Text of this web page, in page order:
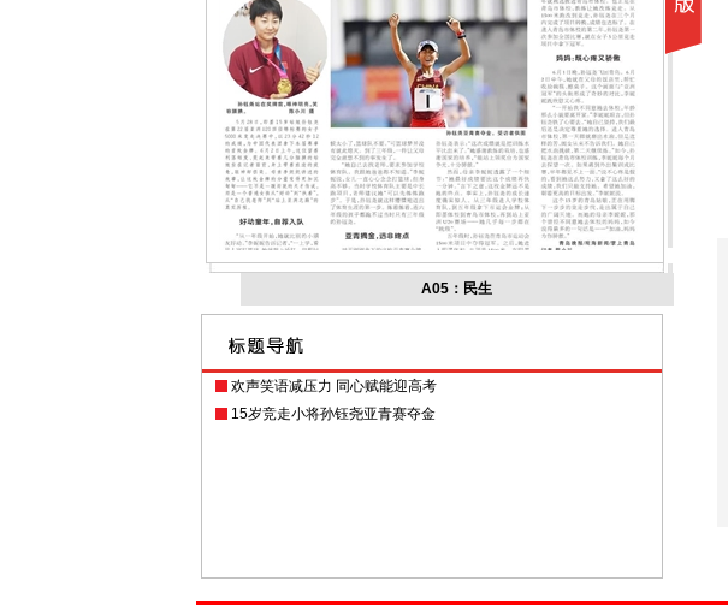
A05：民生
欢声笑语减压力 同心赋能迎高考
15岁竞走小将孙钰尧亚青赛夺金